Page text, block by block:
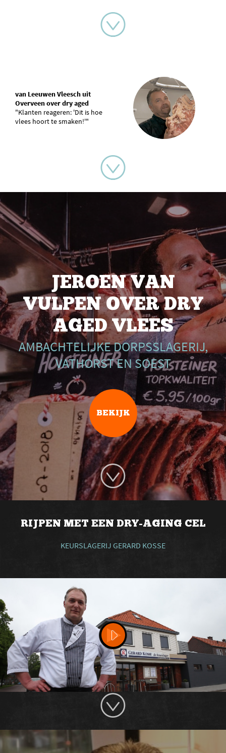
van Leeuwen Vleesch uit
Overveen over dry aged
"Klanten reageren: 'Dit is hoe
vlees hoort te smaken!'"
JEROEN VAN
VULPEN OVER DRY
AGED VLEES
AMBACHTELIJKE DORPSSLAGERIJ,
VATHORST EN SOEST
BEKIJK
RIJPEN MET EEN DRY-AGING CEL
KEURSLAGERIJ GERARD KOSSE